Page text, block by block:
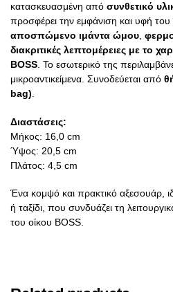
κατασκευασμένη από συνθετικό
προσφέρει την εμφάνιση και υφή του
αποσπώμενο ιμάντα ώμου,
διακριτικές λεπτομέρειες με το
BOSS. Το εσωτερικό της
μικροαντικείμενα. Συνοδεύεται από
bag).
Διαστάσεις:
Μήκος: 16,0 cm
Ύψος: 20,5 cm
Πλάτος: 4,5 cm
Ένα κομψό και πρακτικό αξεσουάρ,
ή ταξίδι, που συνδυάζει τη
του οίκου BOSS.